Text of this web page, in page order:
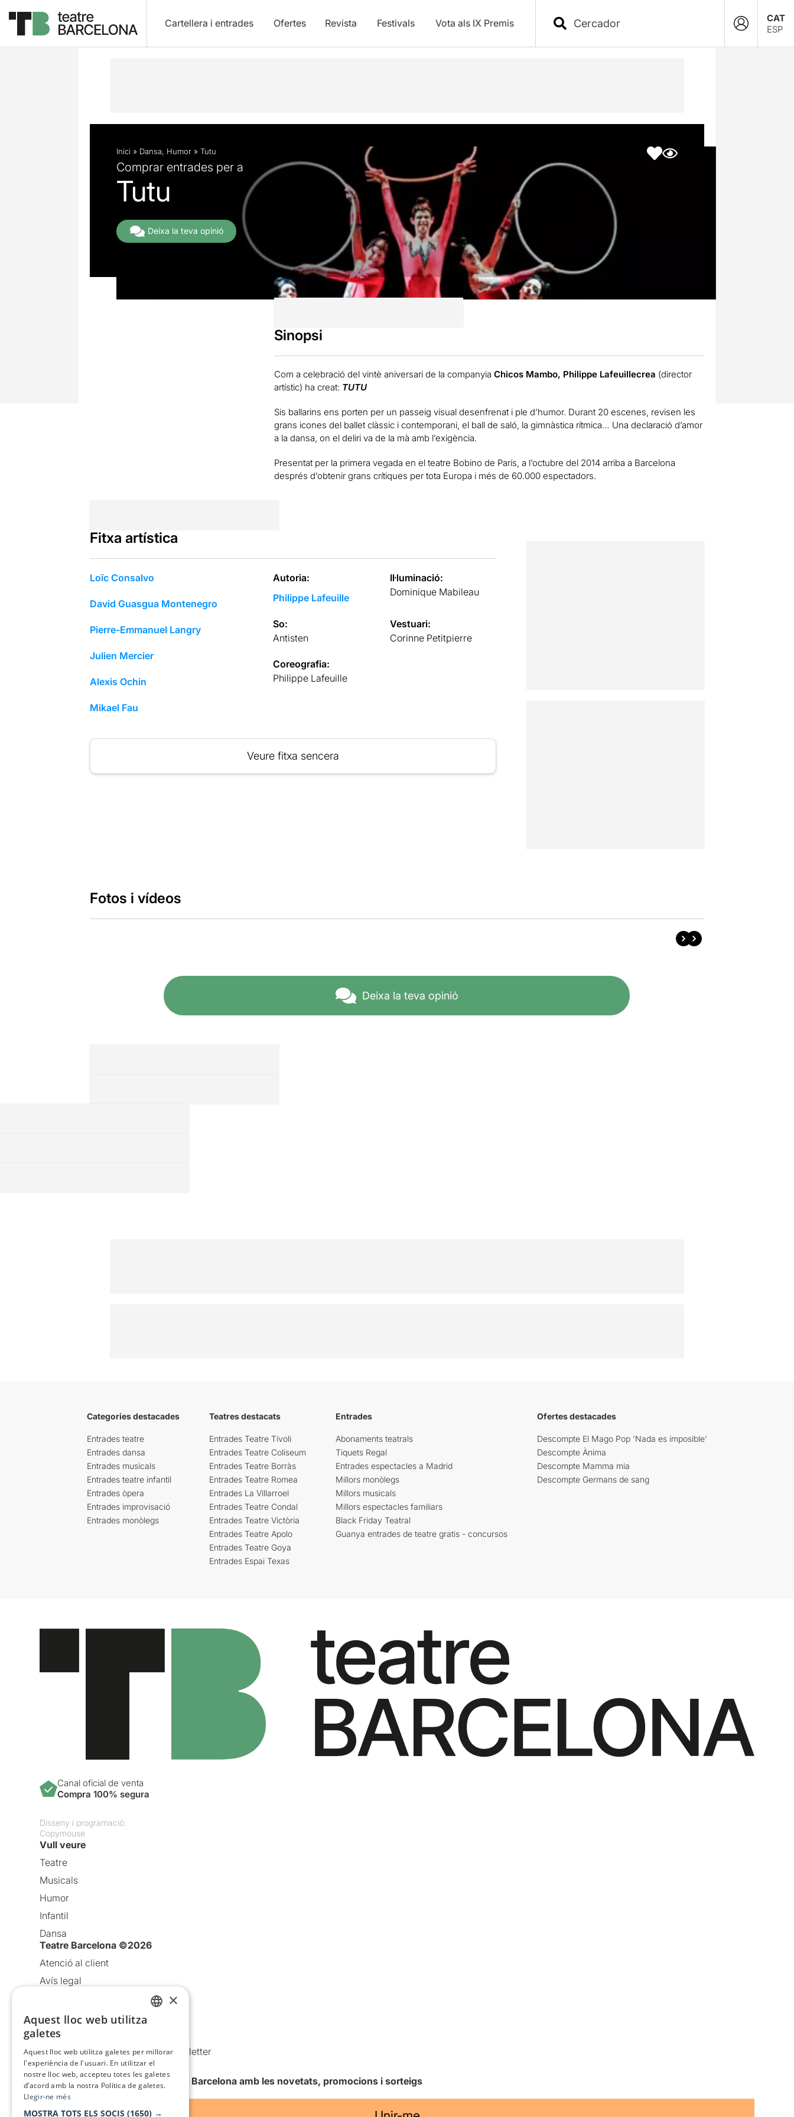
Cartellera i entrades Ofertes Revista Festivals Vota als IX Premis
CAT
ESP
Descripció Fitxa artística Fotos i vídeos
Inici » Dansa, Humor » Tutu
Comprar entrades per a
Tutu
Deixa la teva opinió
Sinopsi
Com a celebració del vintè aniversari de la companyia Chicos Mambo, Philippe Lafeuillecrea (director
artístic) ha creat: TUTU
Sis ballarins ens porten per un passeig visual desenfrenat i ple d’humor. Durant 20 escenes, revisen les
grans icones del ballet clàssic i contemporani, el ball de saló, la gimnàstica rítmica… Una declaració d’amor
a la dansa, on el deliri va de la mà amb l’exigència.
Presentat per la primera vegada en el teatre Bobino de París, a l’octubre del 2014 arriba a Barcelona
després d’obtenir grans crítiques per tota Europa i més de 60.000 espectadors.
Fitxa artística
Loïc Consalvo
David Guasgua Montenegro
Pierre-Emmanuel Langry
Julien Mercier
Alexis Ochin
Mikael Fau
Autoria:
Philippe Lafeuille
Il·luminació:
Dominique Mabileau
So:
Antisten
Vestuari:
Corinne Petitpierre
Coreografia:
Philippe Lafeuille
Veure fitxa sencera
Fotos i vídeos
Deixa la teva opinió
Categories destacades
Entrades teatre
Entrades dansa
Entrades musicals
Entrades teatre infantil
Entrades òpera
Entrades improvisació
Entrades monòlegs
Teatres destacats
Entrades Teatre Tívoli
Entrades Teatre Coliseum
Entrades Teatre Borràs
Entrades Teatre Romea
Entrades La Villarroel
Entrades Teatre Condal
Entrades Teatre Victòria
Entrades Teatre Apolo
Entrades Teatre Goya
Entrades Espai Texas
Entrades
Abonaments teatrals
Tiquets Regal
Entrades espectacles a Madrid
Millors monòlegs
Millors musicals
Millors espectacles familiars
Black Friday Teatral
Guanya entrades de teatre gratis - concursos
Ofertes destacades
Descompte El Mago Pop 'Nada es imposible'
Descompte Ànima
Descompte Mamma mia
Descompte Germans de sang
Canal oficial de venta
Compra 100% segura
Disseny i programació:
Copymouse
Vull veure
Teatre
Musicals
Humor
Infantil
Dansa
Teatre Barcelona ©2026
Atenció al client
Avís legal
Política de cookies
Condicions d’ús
Comunicacions comercials i Newsletter
Anuncia’t
Vull rebre la newsletter de Teatre Barcelona amb les novetats, promocions i sorteigs
×
Aquest lloc web utilitza
galetes
Aquest lloc web utilitza galetes per millorar
l'experiència de l'usuari. En utilitzar el
nostre lloc web, accepteu totes les galetes
d’acord amb la nostra Política de galetes.
Llegir-ne més
MOSTRA TOTS ELS SOCIS (1650) →